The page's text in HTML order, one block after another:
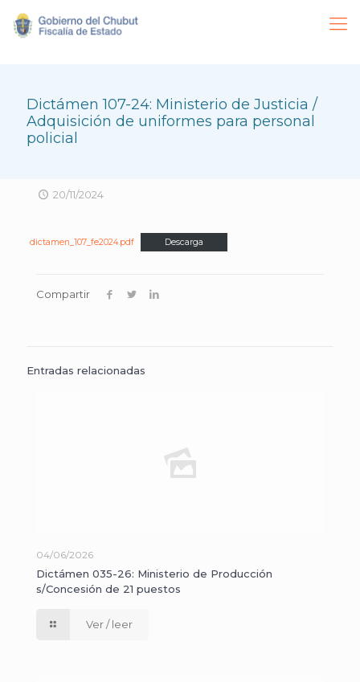
Dictámen 107-24: Ministerio de Justicia /
Adquisición de uniformes para personal
policial
20/11/2024
dictamen_107_fe2024.pdf Descarga
Compartir
Entradas relacionadas
04/06/2026
Dictámen 035-26: Ministerio de Producción
s/Concesión de 21 puestos
Ver / leer